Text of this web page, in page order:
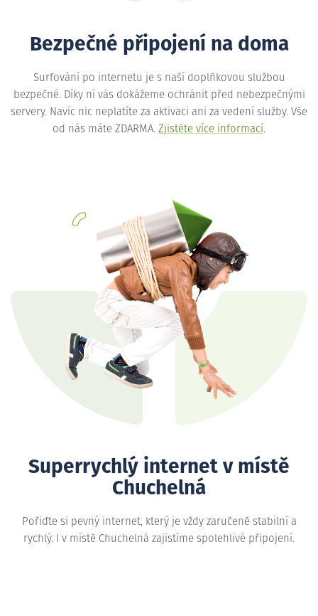
Bezpečné připojení na doma
Surfování po internetu je s naší doplňkovou službou
bezpečné. Díky ní vás dokážeme ochránit před nebezpečnými
servery. Navíc nic neplatíte za aktivaci ani za vedení služby. Vše
od nás máte ZDARMA. Zjistěte více informací.
Superrychlý internet v místě
Chuchelná
Pořiďte si pevný internet, který je vždy zaručeně stabilní a
rychlý. I v místě Chuchelná zajistíme spolehlivé připojení.